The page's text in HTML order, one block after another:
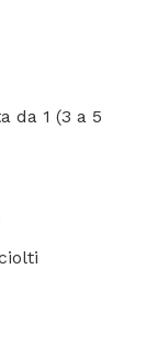
da 1 (3 a 5